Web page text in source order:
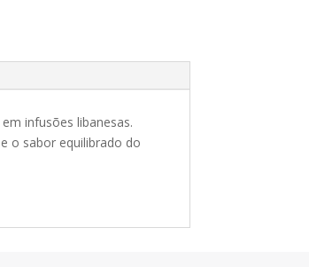
infusões libanesas.
o sabor equilibrado do